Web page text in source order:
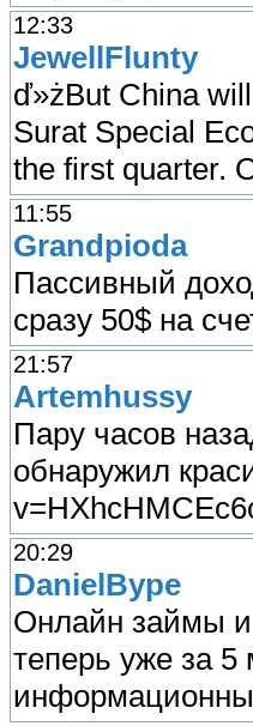
12:33
JewellFlunty
ď»żBut China
Surat Special
the first quarter.
11:55
Grandpioda
Пассивный
сразу 50$ на
21:57
Artemhussy
Пару часов
обнаружил
20:29
DanielBype
Онлайн займы и
теперь уже за 5